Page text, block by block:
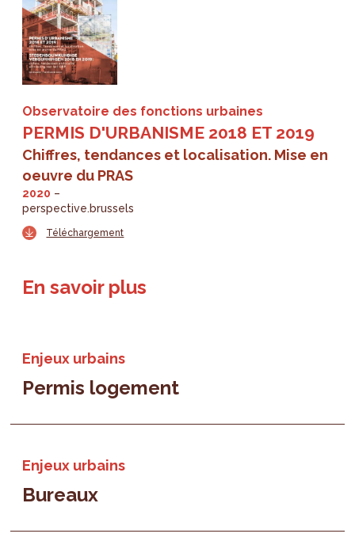
Observatoire des fonctions urbaines
PERMIS D'URBANISME 2018 ET 2019
Chiffres, tendances et localisation. Mise en
oeuvre du PRAS
2020
perspective.brussels
Téléchargement
En savoir plus
Enjeux urbains
Permis logement
Enjeux urbains
Bureaux